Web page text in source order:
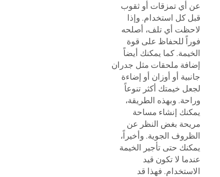
عن أي تمزقات أو ثقوب
قبل كل استخدام. وإذا
لاحظت أي تلف، أصلحه
فوراً للحفاظ على قوة
الخيمة. كما يمكنك أيضاً
إضافة ملحقات مثل جدران
جانبية أو أوزان أو إضاءة
لجعل خيمتك أكثر تنوعاً
وراحة. وبهذه الطريقة،
يمكنك إنشاء مساحة
مريحة بغض النظر عن
الظروف الجوية. وأخيراً،
يمكنك حتى تأجير الخيمة
عندما لا تكون قيد
الاستخدام. فهذا قد